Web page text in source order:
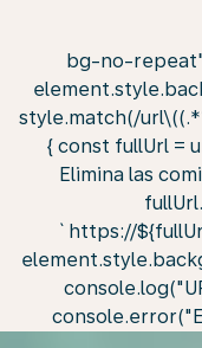
bg-no-
style.match(/
{ const fullUrl =
Elimina las
`https://